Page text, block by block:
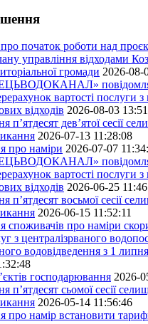
початок роботи над
управління відходами
громади 2026-08-
вартості послуги з
відходів 2026-08-03
п’ятдесят дев’ятої сесії
2026-07-13 11:28:08
про наміри 2026-07-07
вартості послуги з
відходів 2026-06-25
п’ятдесят восьмої сесії
2026-06-15 11:52:11
споживачів про наміри
з централізрваного
водовідведення з 1
господарювання 2026-
п’ятдесят сьомої сесії
2026-05-14 11:56:46
про намір встановити